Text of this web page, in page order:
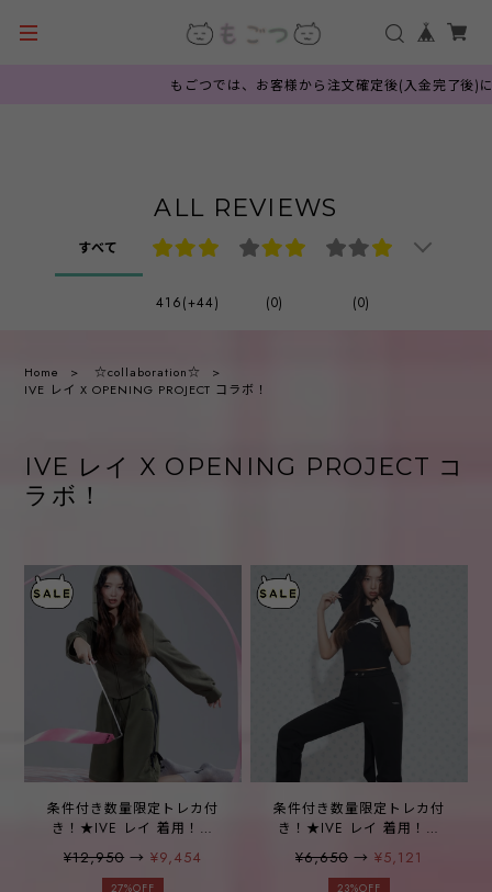
もごつでは、お客様から注文確定後(入金完了後)に韓
ALL REVIEWS
すべて
416(+44) (0) (0)
Home
☆collaboration☆
IVE レイ X OPENING PROJECT コラボ！
IVE レイ X OPENING PROJECT コ
ラボ！
条件付き数量限定トレカ付
き！★IVE レイ 着用！！
Ribbon Tape Bermuda
Shorts - Khaki
¥12,950 →¥9,454
27%OFF
条件付き数量限定トレカ付
き！★IVE レイ 着用！！
2Way Hoodie Scarf -4color
¥6,650→ ¥5,121
23%OFF